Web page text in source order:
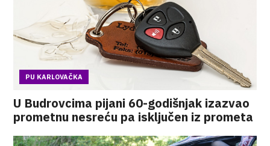
PU KARLOVAČKA
U Budrovcima pijani 60-godišnjak izazvao
prometnu nesreću pa isključen iz prometa